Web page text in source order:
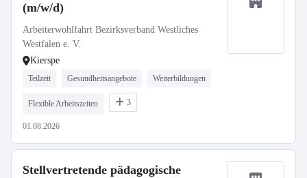
(m/w/d)
Arbeiterwohlfahrt Bezirksverband Westliches
Westfalen e. V.
Kierspe
Teilzeit Gesundheitsangebote Weiterbildungen
Flexible Arbeitszeiten 3
01.08.2026
Stellvertretende pädagogische